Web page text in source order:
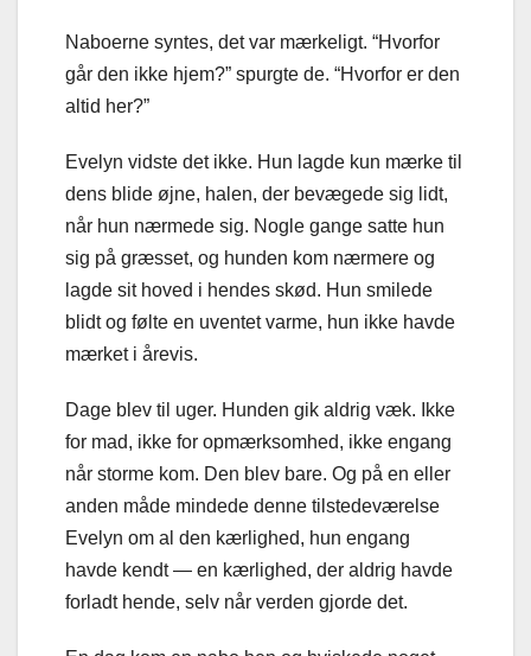
Naboerne syntes, det var mærkeligt. “Hvorfor
går den ikke hjem?” spurgte de. “Hvorfor er den
altid her?”
Evelyn vidste det ikke. Hun lagde kun mærke til
dens blide øjne, halen, der bevægede sig lidt,
når hun nærmede sig. Nogle gange satte hun
sig på græsset, og hunden kom nærmere og
lagde sit hoved i hendes skød. Hun smilede
blidt og følte en uventet varme, hun ikke havde
mærket i årevis.
Dage blev til uger. Hunden gik aldrig væk. Ikke
for mad, ikke for opmærksomhed, ikke engang
når storme kom. Den blev bare. Og på en eller
anden måde mindede denne tilstedeværelse
Evelyn om al den kærlighed, hun engang
havde kendt — en kærlighed, der aldrig havde
forladt hende, selv når verden gjorde det.